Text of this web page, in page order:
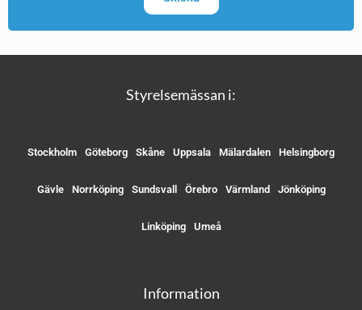
Styrelsemässan i:
Stockholm Göteborg Skåne Uppsala Mälardalen Helsingborg
Gävle Norrköping Sundsvall Örebro Värmland Jönköping
Linköping Umeå
Information